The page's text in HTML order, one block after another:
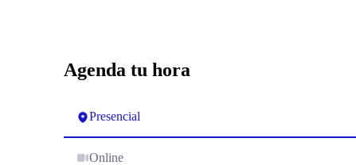
Agenda tu hora
Presencial
Online